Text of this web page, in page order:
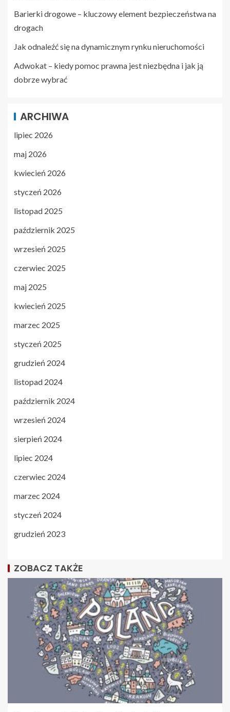
Barierki drogowe – kluczowy element bezpieczeństwa na
drogach
Jak odnaleźć się na dynamicznym rynku nieruchomości
Adwokat – kiedy pomoc prawna jest niezbędna i jak ją
dobrze wybrać
ARCHIWA
lipiec 2026
maj 2026
kwiecień 2026
styczeń 2026
listopad 2025
październik 2025
wrzesień 2025
czerwiec 2025
maj 2025
kwiecień 2025
marzec 2025
styczeń 2025
grudzień 2024
listopad 2024
październik 2024
wrzesień 2024
sierpień 2024
lipiec 2024
czerwiec 2024
marzec 2024
styczeń 2024
grudzień 2023
ZOBACZ TAKŻE